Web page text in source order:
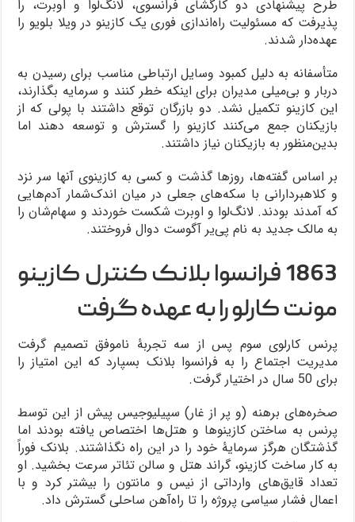
طرح پیشنهادی دو کارگشای فرانسوی، لانگ‌لوا و اوبرت، را
پذیرفت که مسئولیت راه‌اندازی فوری یک کازینو در ویلا بلویو را
عهده‌دار شدند.
متأسفانه به دلیل کمبود وسایل ارتباطی مناسب برای رسیدن به
دربار و بی‌میلی مدیران برای اینکه خطر کنند و سرمایه بگذارند،
این کازینو تکمیل نشد. دو بازرگان توقع داشتند با پولی که از
بازیکنان جمع می‌کنند کازینو را گسترش و توسعه دهند اما
بدین‌منظور به بازیکنان نیاز داشتند.
بر اساس گفته‌ها، روزها گذشت و کسی به کازینوی آنها سر نزد
و کلاهبردارانی با سکه‌های جعلی در میان اندک‌شمار آدم‌هایی
که آمدند بودند. لانگ‌لوا و اوبرت شکست خوردند و سهام‌شان را
به مالک جدید به نام پی‌یر آگوست دوال فروختند.
1863 فرانسوا بلانک کنترل کازینو
مونت کارلو را به عهده گرفت
پرنس کارلوی سوم پس از سه تجربۀ ناموفق تصمیم گرفت
مدیریت اجتماع را به فرانسوا بلانک بسپارد که این امتیاز را
برای 50 سال در اختیار گرفت.
صخره‌های برهنه (و پر از غار) سپیلیوجیس پیش از این توسط
پرنس به ساختن کازینوها و هتل‌ها اختصاص یافته بودند اما
گذشتگان هرگز سرمایۀ خود را در این راه نگذاشتند. بلانک فوراً
به کار ساخت کازینو، گراند هتل و سالن تئاتر سرعت بخشید. او
تعداد قایق‌های وارداتی از نیس و مانتون را بیشتر کرد و با
اعمال فشار سیاسی پروژه را تا راه‌آهن ساحلی گسترش داد.